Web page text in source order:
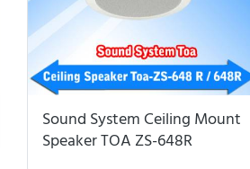
Sound System Ceiling Mount
Speaker TOA ZS-648R